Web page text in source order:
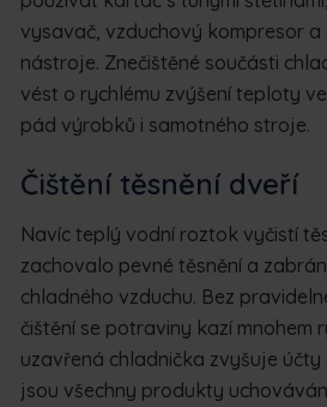
vysavač, vzduchový kompresor a
nástroje. Znečištěné součásti
vést o rychlému zvýšení teploty
pád výrobků i samotného stroje.
Čištění těsnění dveří
Navíc teplý vodní roztok vyčistí
zachovalo pevné těsnění a
chladného vzduchu. Bez
čištění se potraviny kazí mnohem
uzavřená chladnička zvyšuje účty
jsou všechny produkty